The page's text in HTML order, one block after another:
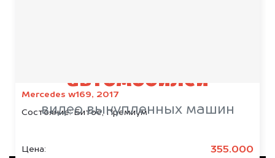
Mercedes w169, 2017
Состояние:Битое, Премиум
Цена: 355.000
автомобилей
видео выкупленных машин